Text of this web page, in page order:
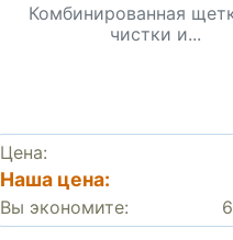
Комбинированная
чистки и...
Цена:
Наша цена:
Вы экономите: